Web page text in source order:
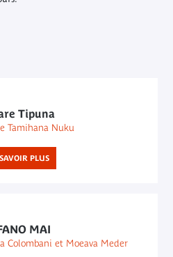
Tipuna
Tamihana Nuku
PLUS
MAI
Colombani et Moeava Meder